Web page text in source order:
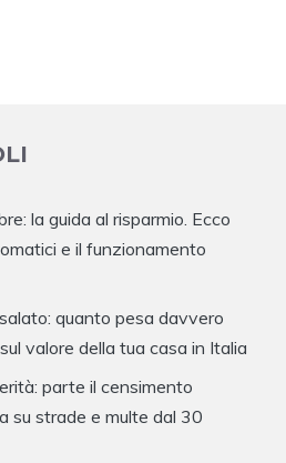
la guida al risparmio. Ecco
e il funzionamento
quanto pesa davvero
valore della tua casa in Italia
parte il censimento
su strade e multe dal 30